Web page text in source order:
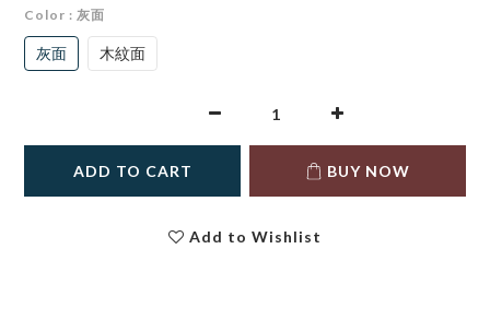
Color : 灰面
灰面 木紋面
ADD TO CART BUY NOW
Add to Wishlist